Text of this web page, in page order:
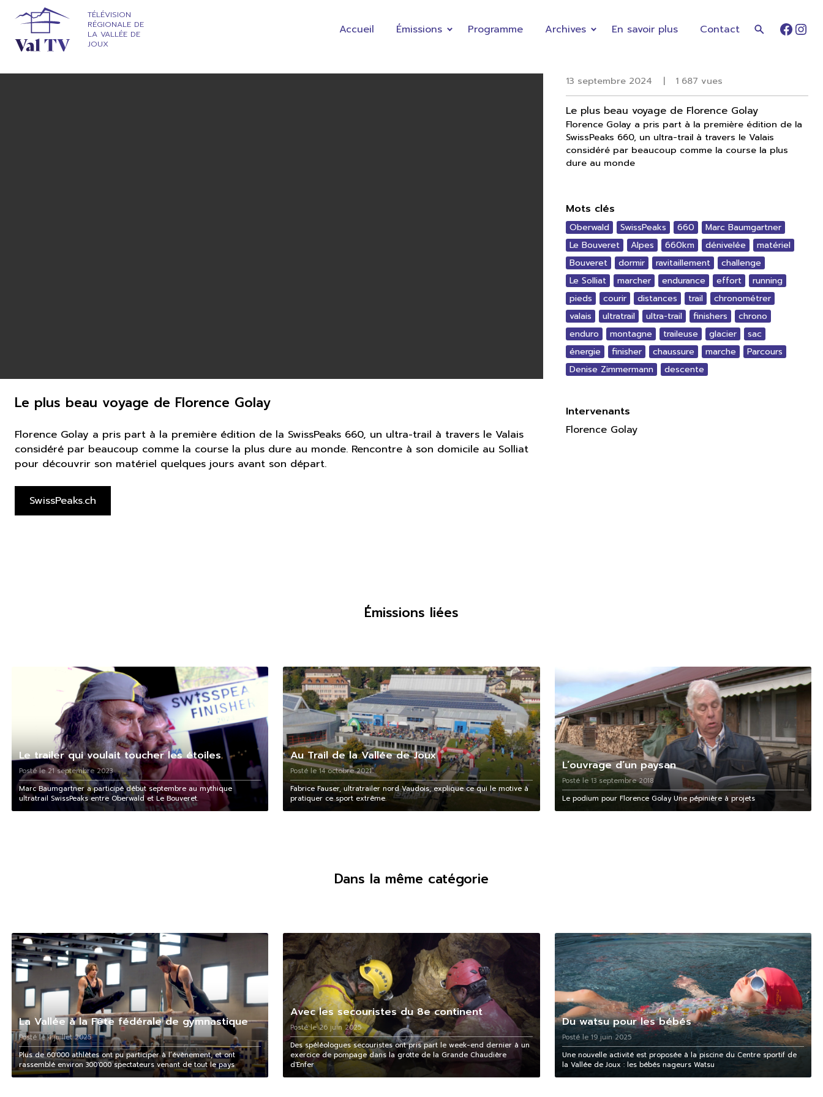
TÉLÉVISION
RÉGIONALE DE
LA VALLÉE DE
JOUX
Accueil Émissions Programme Archives En savoir plus Contact
13 septembre 2024 | 1 687 vues
Le plus beau voyage de Florence Golay
Florence Golay a pris part à la première édition de la
SwissPeaks 660, un ultra-trail à travers le Valais
considéré par beaucoup comme la course la plus
dure au monde
Mots clés
Oberwald SwissPeaks 660
Marc Baumgartner
Le Bouveret
Alpes 660km dénivelée
matériel
Bouveret
dormir ravitaillement
challenge
Le Solliat
marcher endurance effort
running
pieds
courir distances trail
chronométrer
valais
ultratrail ultra-trail finishers
chrono
enduro
montagne traileuse glacier
sac
énergie
finisher chaussure marche
Parcours
Denise Zimmermann
descente
Intervenants
Florence Golay
Le plus beau voyage de Florence Golay
Florence Golay a pris part à la première édition de la SwissPeaks 660, un ultra-trail à travers le Valais
considéré par beaucoup comme la course la plus dure au monde. Rencontre à son domicile au Solliat
pour découvrir son matériel quelques jours avant son départ.
SwissPeaks.ch
Émissions liées
Le trailer qui voulait toucher les étoiles
Posté le 21 septembre 2023
Marc Baumgartner a participé début septembre au mythique
ultratrail SwissPeaks entre Oberwald et Le Bouveret.
Au Trail de la Vallée de Joux
Posté le 14 octobre 2021
Fabrice Fauser, ultratrailer nord Vaudois, explique ce qui le motive à
pratiquer ce sport extrême.
L’ouvrage d’un paysan
Posté le 13 septembre 2018
Le podium pour Florence Golay Une pépinière à projets
Dans la même catégorie
La Vallée à la Fête fédérale de gymnastique
Posté le 4 juillet 2025
Plus de 60'000 athlètes ont pu participer à l’évènement, et ont
rassemblé environ 300'000 spectateurs venant de tout le pays
Avec les secouristes du 8e continent
Posté le 26 juin 2025
Des spéléologues secouristes ont pris part le week-end dernier à un
exercice de pompage dans la grotte de la Grande Chaudière
d'Enfer
Du watsu pour les bébés
Posté le 19 juin 2025
Une nouvelle activité est proposée à la piscine du Centre sportif de
la Vallée de Joux : les bébés nageurs Watsu